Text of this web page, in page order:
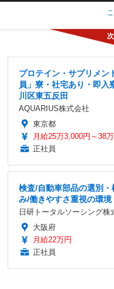
プロテイン・サプリメン
員」寮・社宅あり・即入
川区東五反田
AQUARIUS株式会社
東京都
月給25万3,000円～38
正社員
検査/自動車部品の選別
み/働きやすさ重視の環境
日研トータルソーシング株
大阪府
月給22万円
正社員